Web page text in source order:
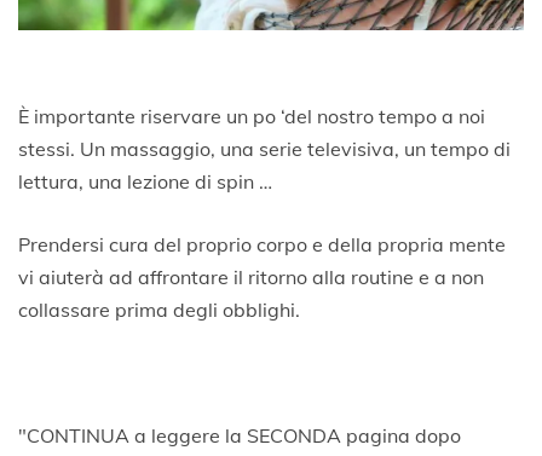
È importante riservare un po ‘del nostro tempo a noi
stessi. Un massaggio, una serie televisiva, un tempo di
lettura, una lezione di spin …
Prendersi cura del proprio corpo e della propria mente
vi aiuterà ad affrontare il ritorno alla routine e a non
collassare prima degli obblighi.
"CONTINUA a leggere la SECONDA pagina dopo